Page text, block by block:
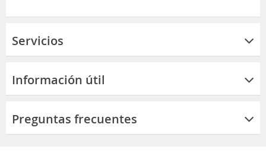
Servicios
Información útil
Preguntas frecuentes